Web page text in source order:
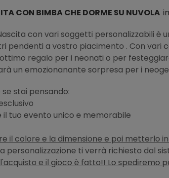
CON BIMBA CHE DORME SU NUVOLA
con vari soggetti personalizzabili
pendenti a vostro piacimento . Con vari
regalo per i neonati o per
un emozionanante sorpresa per i
stai pensando:
il tuo evento unico e memorabile
il colore e la dimensione e poi metterlo
personalizzazione ti verrà richiesto dal
e il gioco è fatto!! Lo spediremo